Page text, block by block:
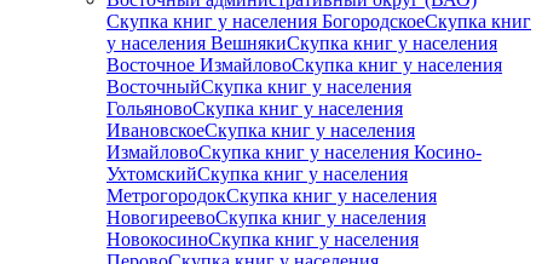
Скупка книг у населения БогородскоеСкупка книг
у населения ВешнякиСкупка книг у населения
Восточное ИзмайловоСкупка книг у населения
ВосточныйСкупка книг у населения
ГольяновоСкупка книг у населения
ИвановскоеСкупка книг у населения
ИзмайловоСкупка книг у населения Косино-
УхтомскийСкупка книг у населения
МетрогородокСкупка книг у населения
НовогиреевоСкупка книг у населения
НовокосиноСкупка книг у населения